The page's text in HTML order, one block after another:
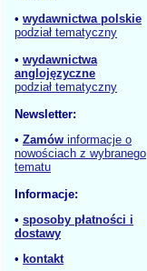
• wydawnictwa polskie
podział tematyczny
• wydawnictwa
anglojęzyczne
podział tematyczny
Newsletter:
• Zamów informacje o
nowościach z wybranego
tematu
Informacje:
• sposoby płatności i
dostawy
• kontakt